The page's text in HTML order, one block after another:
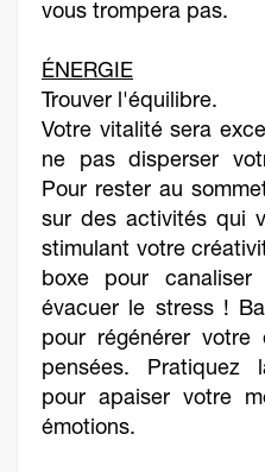
vous trompera pas.
ÉNERGIE
Trouver l'équilibre.
Votre vitalité sera
ne pas disperser
Pour rester au
sur des activités qui
stimulant votre
boxe pour
évacuer le stress !
pour régénérer votre
pensées. Pratiquez
pour apaiser votre
émotions.